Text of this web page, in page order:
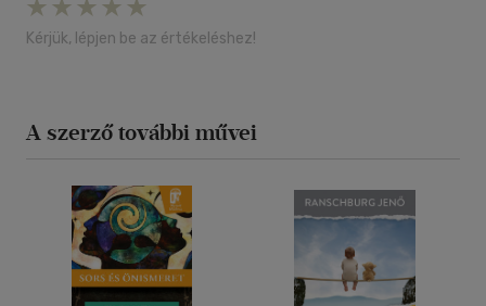
Kérjük, lépjen be az értékeléshez!
A szerző további művei